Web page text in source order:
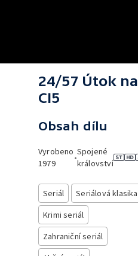
24/57 Útok na
CI5
Obsah dílu
Vyrobeno
1979
•
Spojené
království
Seriál
Seriálová klasika
Krimi seriál
Zahraniční seriál